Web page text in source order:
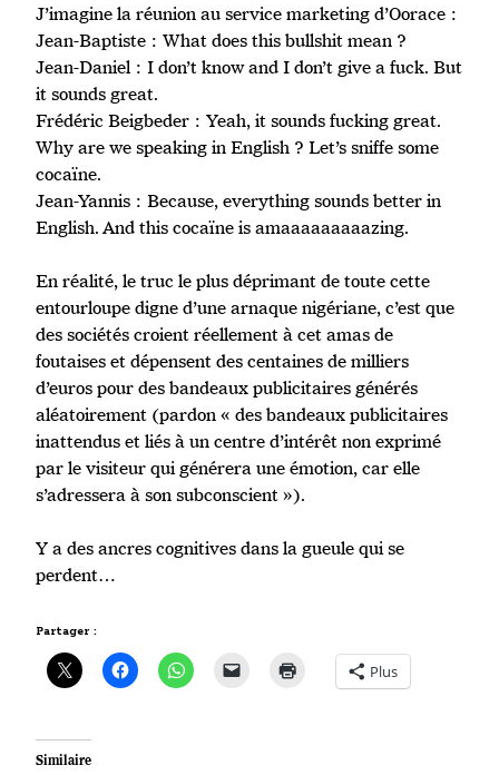
J’imagine la réunion au service marketing d’Oorace :
Jean-Baptiste : What does this bullshit mean ?
Jean-Daniel : I don’t know and I don’t give a fuck. But
it sounds great.
Frédéric Beigbeder : Yeah, it sounds fucking great.
Why are we speaking in English ? Let’s sniffe some
cocaïne.
Jean-Yannis : Because, everything sounds better in
English. And this cocaïne is amaaaaaaaaazing.
En réalité, le truc le plus déprimant de toute cette
entourloupe digne d’une arnaque nigériane, c’est que
des sociétés croient réellement à cet amas de
foutaises et dépensent des centaines de milliers
d’euros pour des bandeaux publicitaires générés
aléatoirement (pardon « des bandeaux publicitaires
inattendus et liés à un centre d’intérêt non exprimé
par le visiteur qui générera une émotion, car elle
s’adressera à son subconscient »).
Y a des ancres cognitives dans la gueule qui se
perdent…
Partager :
Plus
Similaire